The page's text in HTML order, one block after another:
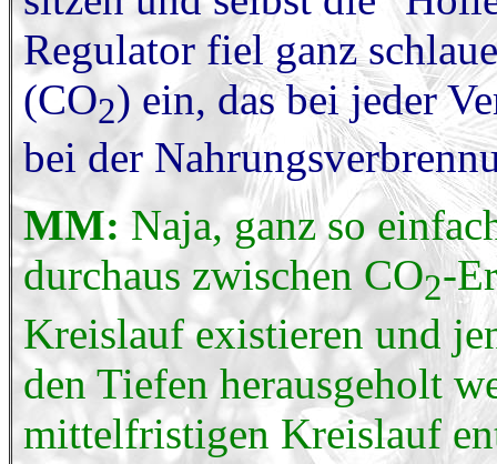
Regulator fiel ganz
(CO2) ein, das bei jeder
bei der
MM: Naja, ganz so
durchaus zwischen CO2-
Kreislauf existieren und
den Tiefen herausgeholt
mittelfristigen Kreislauf